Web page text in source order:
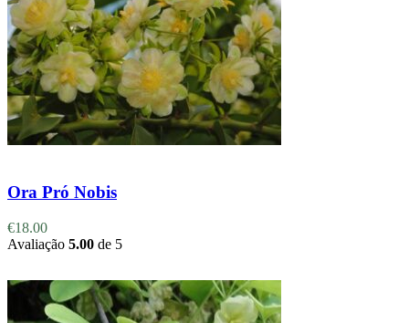
Ora Pró Nobis
€18.00
Avaliação 5.00 de 5